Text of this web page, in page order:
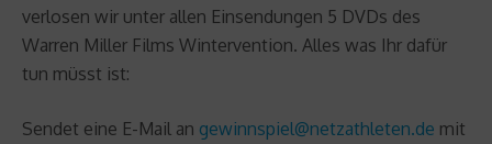
verlosen wir unter allen Einsendungen 5 DVDs des
Warren Miller Films Wintervention. Alles was Ihr dafür
tun müsst ist:
Sendet eine E-Mail an gewinnspiel@netzathleten.de mit